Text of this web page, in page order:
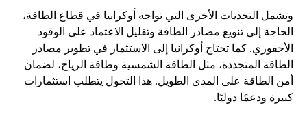
وتشمل التحديات الأخرى التي تواجه أوكرانيا في قطاع الطاقة،
الحاجة إلى تنويع مصادر الطاقة وتقليل الاعتماد على الوقود
الأحفوري. كما تحتاج أوكرانيا إلى الاستثمار في تطوير مصادر
الطاقة المتجددة، مثل الطاقة الشمسية وطاقة الرياح، لضمان
أمن الطاقة على المدى الطويل. هذا التحول يتطلب استثمارات
كبيرة ودعمًا دوليًا.